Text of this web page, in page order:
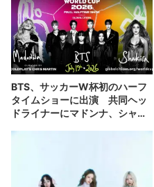
BTS、サッカーW杯初のハーフ
タイムショーに出演 共同ヘッ
ドライナーにマドンナ、シャキ